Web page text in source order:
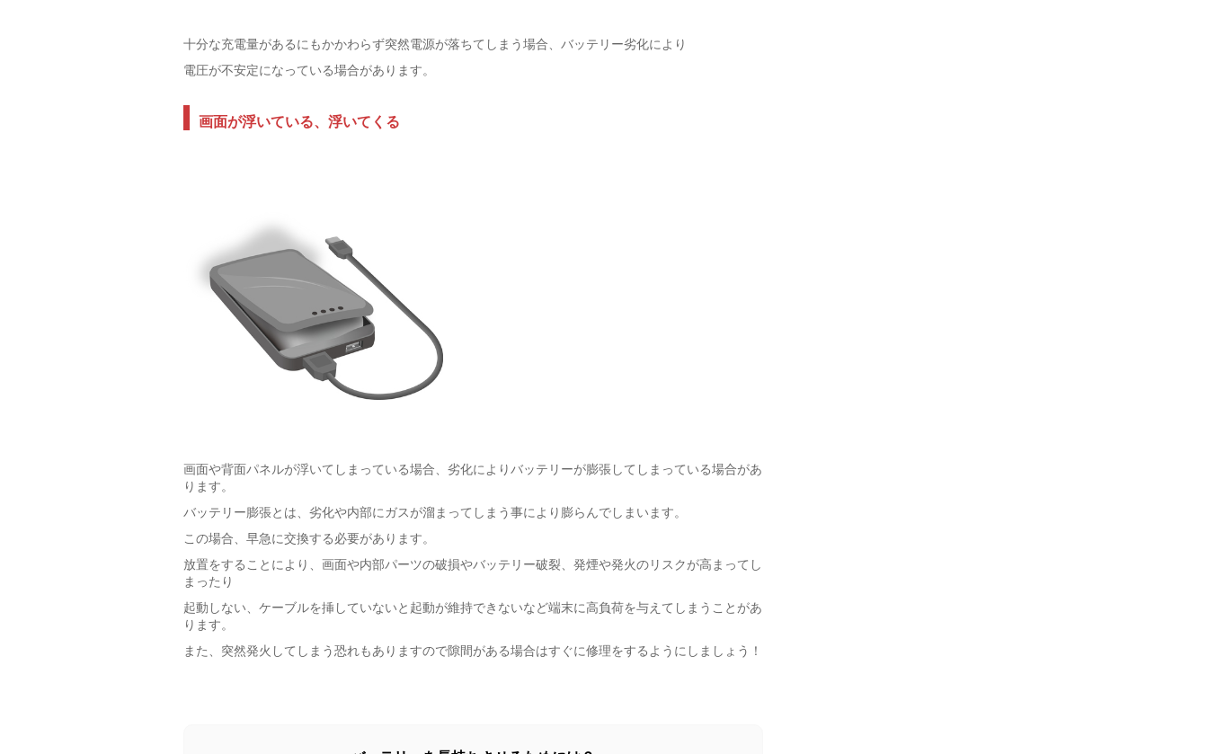
十分な充電量があるにもかかわらず突然電源が落ちてしまう場合、バッテリー劣化により
電圧が不安定になっている場合があります。
画面が浮いている、浮いてくる
画面や背面パネルが浮いてしまっている場合、劣化によりバッテリーが膨張してしまっている場合があ
ります。
バッテリー膨張とは、劣化や内部にガスが溜まってしまう事により膨らんでしまいます。
この場合、早急に交換する必要があります。
放置をすることにより、画面や内部パーツの破損やバッテリー破裂、発煙や発火のリスクが高まってし
まったり
起動しない、ケーブルを挿していないと起動が維持できないなど端末に高負荷を与えてしまうことがあ
ります。
また、突然発火してしまう恐れもありますので隙間がある場合はすぐに修理をするようにしましょう！